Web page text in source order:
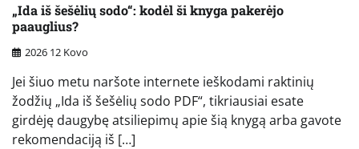
„Ida iš šešėlių sodo“: kodėl ši knyga pakerėjo
paauglius?
2026 12 Kovo
Jei šiuo metu naršote internete ieškodami raktinių
žodžių „Ida iš šešėlių sodo PDF“, tikriausiai esate
girdėję daugybę atsiliepimų apie šią knygą arba gavote
rekomendaciją iš […]